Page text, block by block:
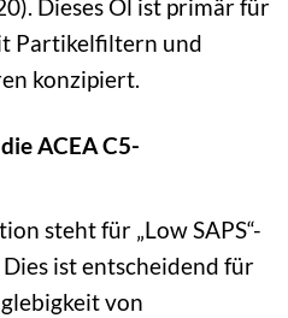
Dieses Öl ist primär für
Partikelfiltern und
konzipiert.
ACEA C5-
steht für „Low SAPS“-
ist entscheidend für
von